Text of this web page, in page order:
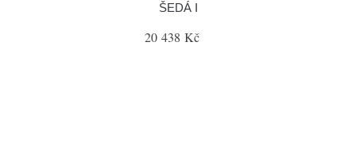
ŠEDÁ I
20 438 Kč